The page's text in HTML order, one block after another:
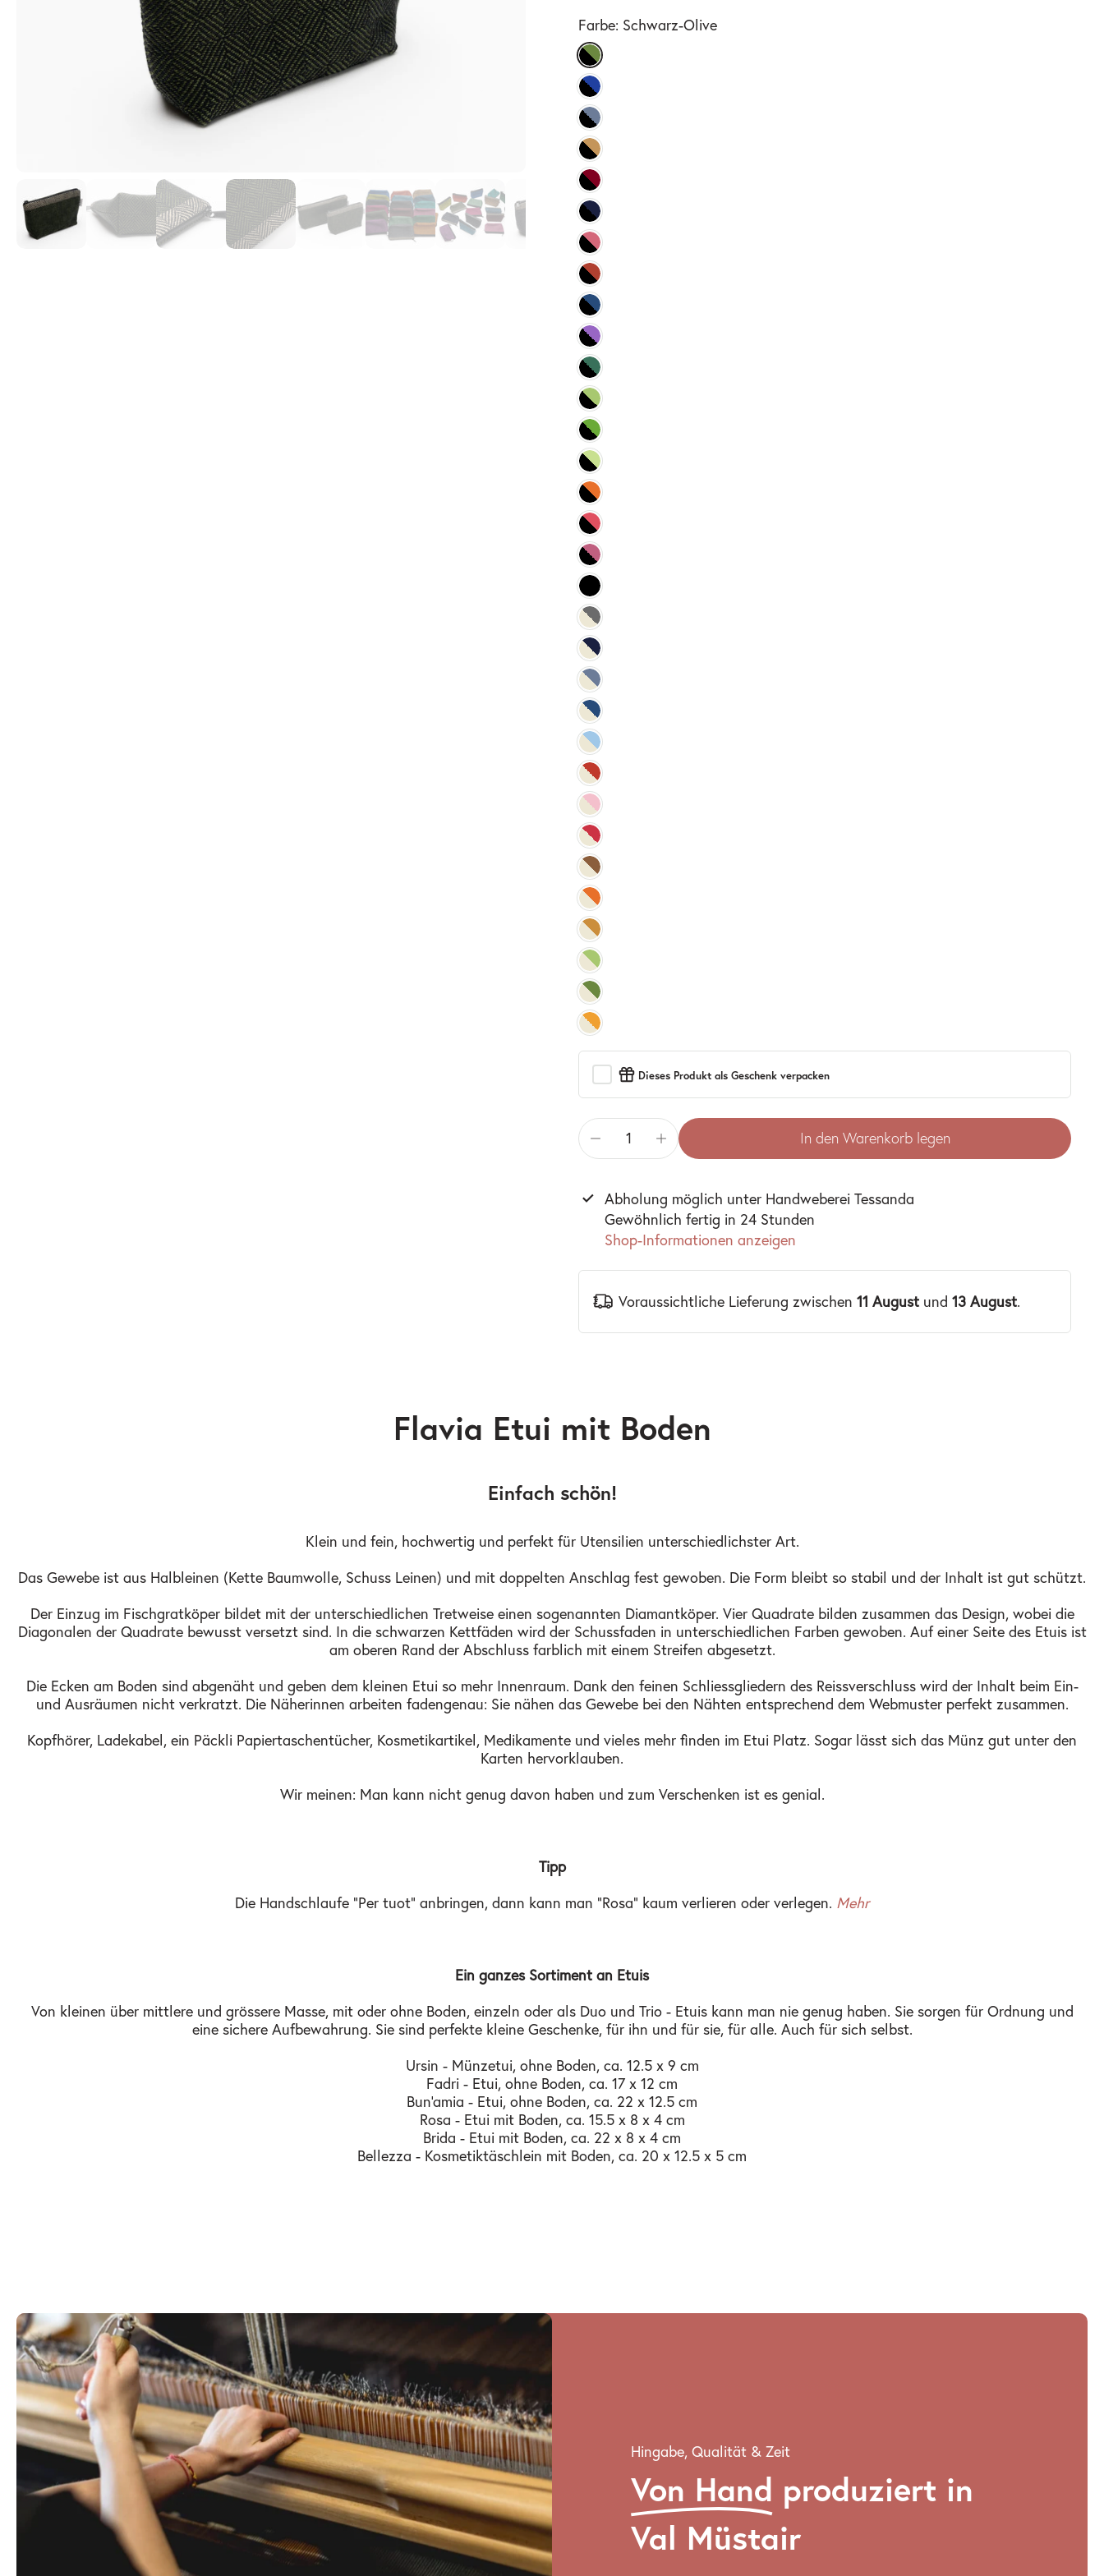
Farbe: Schwarz-Olive
Dieses Produkt als Geschenk verpacken
In den Warenkorb legen
Abholung möglich unter Handweberei Tessanda
Gewöhnlich fertig in 24 Stunden
Shop-Informationen anzeigen
Voraussichtliche Lieferung zwischen 11 August und 13 August.
Flavia Etui mit Boden
Einfach schön!
Klein und fein, hochwertig und perfekt für Utensilien unterschiedlichster Art.
Das Gewebe ist aus Halbleinen (Kette Baumwolle, Schuss Leinen) und mit doppelten Anschlag fest gewoben. Die Form bleibt so stabil und der Inhalt ist gut schützt.
Der Einzug im Fischgratköper bildet mit der unterschiedlichen Tretweise einen sogenannten Diamantköper. Vier Quadrate bilden zusammen das Design, wobei die
Diagonalen der Quadrate bewusst versetzt sind. In die schwarzen Kettfäden wird der Schussfaden in unterschiedlichen Farben gewoben. Auf einer Seite des Etuis ist
am oberen Rand der Abschluss farblich mit einem Streifen abgesetzt.
Die Ecken am Boden sind abgenäht und geben dem kleinen Etui so mehr Innenraum. Dank den feinen Schliessgliedern des Reissverschluss wird der Inhalt beim Ein-
und Ausräumen nicht verkratzt. Die Näherinnen arbeiten fadengenau: Sie nähen das Gewebe bei den Nähten entsprechend dem Webmuster perfekt zusammen.
Kopfhörer, Ladekabel, ein Päckli Papiertaschentücher, Kosmetikartikel, Medikamente und vieles mehr finden im Etui Platz. Sogar lässt sich das Münz gut unter den
Karten hervorklauben.
Wir meinen: Man kann nicht genug davon haben und zum Verschenken ist es genial.
Tipp
Die Handschlaufe "Per tuot" anbringen, dann kann man "Rosa" kaum verlieren oder verlegen. Mehr
Ein ganzes Sortiment an Etuis
Von kleinen über mittlere und grössere Masse, mit oder ohne Boden, einzeln oder als Duo und Trio - Etuis kann man nie genug haben. Sie sorgen für Ordnung und
eine sichere Aufbewahrung. Sie sind perfekte kleine Geschenke, für ihn und für sie, für alle. Auch für sich selbst.
Ursin - Münzetui, ohne Boden, ca. 12.5 x 9 cm
Fadri - Etui, ohne Boden, ca. 17 x 12 cm
Bun'amia - Etui, ohne Boden, ca. 22 x 12.5 cm
Rosa - Etui mit Boden, ca. 15.5 x 8 x 4 cm
Brida - Etui mit Boden, ca. 22 x 8 x 4 cm
Bellezza - Kosmetiktäschlein mit Boden, ca. 20 x 12.5 x 5 cm
Hingabe, Qualität & Zeit
Von Hand produziert in
Val Müstair